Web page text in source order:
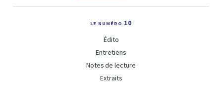
le numéro 10
Édito
Entretiens
Notes de lecture
Extraits